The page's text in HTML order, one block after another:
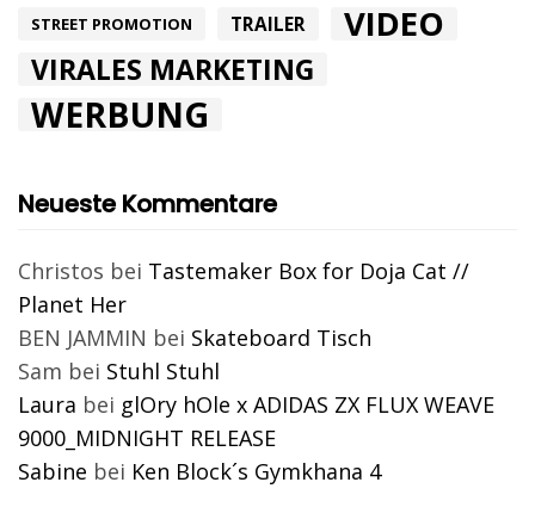
STREET PROMOTION TRAILER VIDEO
VIRALES MARKETING
WERBUNG
Neueste Kommentare
Christos bei Tastemaker Box for Doja Cat //
Planet Her
BEN JAMMIN bei Skateboard Tisch
Sam bei Stuhl Stuhl
Laura bei glOry hOle x ADIDAS ZX FLUX WEAVE
9000_MIDNIGHT RELEASE
Sabine bei Ken Block´s Gymkhana 4